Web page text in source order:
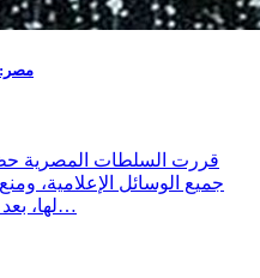
مصر:
قررت السلطات المصرية حظر
جميع الوسائل الإعلامية،
لها، بعد تحركات رسمية قادتها نقابة الأطباء…